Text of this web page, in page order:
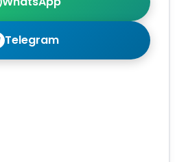
Telegram